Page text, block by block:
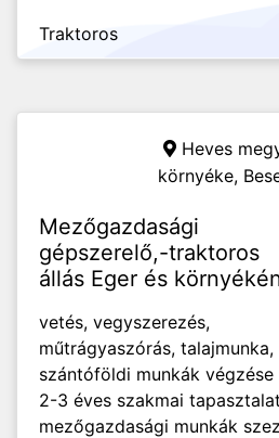
Traktoros
Heves
környéke,
Mezőgazdasági
gépszerelő,-traktoros
állás Eger és
vetés, vegyszerezés,
műtrágyaszórás,
szántóföldi munkák
2-3 éves szakmai
mezőgazdasági munkák